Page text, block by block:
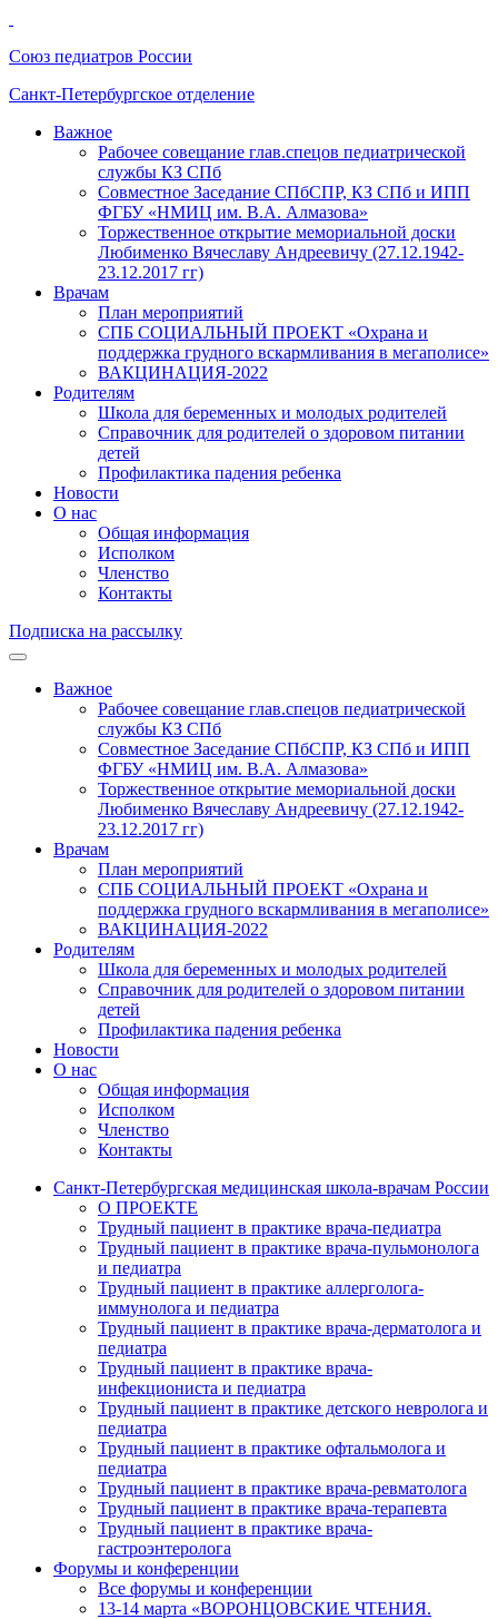
Союз педиатров России
Санкт-Петербургское отделение
Важное
Рабочее совещание глав.спецов педиатрической
службы КЗ СПб
Совместное Заседание СПбСПР, КЗ СПб и ИПП
ФГБУ «НМИЦ им. В.А. Алмазова»
Торжественное открытие мемориальной доски
Любименко Вячеславу Андреевичу (27.12.1942-
23.12.2017 гг)
Врачам
План мероприятий
СПБ СОЦИАЛЬНЫЙ ПРОЕКТ «Охрана и
поддержка грудного вскармливания в мегаполисе»
ВАКЦИНАЦИЯ-2022
Родителям
Школа для беременных и молодых родителей
Справочник для родителей о здоровом питании
детей
Профилактика падения ребенка
Новости
О нас
Общая информация
Исполком
Членство
Контакты
Подписка на рассылку
Важное
Рабочее совещание глав.спецов педиатрической
службы КЗ СПб
Совместное Заседание СПбСПР, КЗ СПб и ИПП
ФГБУ «НМИЦ им. В.А. Алмазова»
Торжественное открытие мемориальной доски
Любименко Вячеславу Андреевичу (27.12.1942-
23.12.2017 гг)
Врачам
План мероприятий
СПБ СОЦИАЛЬНЫЙ ПРОЕКТ «Охрана и
поддержка грудного вскармливания в мегаполисе»
ВАКЦИНАЦИЯ-2022
Родителям
Школа для беременных и молодых родителей
Справочник для родителей о здоровом питании
детей
Профилактика падения ребенка
Новости
О нас
Общая информация
Исполком
Членство
Контакты
Санкт-Петербургская медицинская школа-врачам России
О ПРОЕКТЕ
Трудный пациент в практике врача-педиатра
Трудный пациент в практике врача-пульмонолога
и педиатра
Трудный пациент в практике аллерголога-
иммунолога и педиатра
Трудный пациент в практике врача-дерматолога и
педиатра
Трудный пациент в практике врача-
инфекциониста и педиатра
Трудный пациент в практике детского невролога и
педиатра
Трудный пациент в практике офтальмолога и
педиатра
Трудный пациент в практике врача-ревматолога
Трудный пациент в практике врача-терапевта
Трудный пациент в практике врача-
гастроэнтеролога
Форумы и конференции
Все форумы и конференции
13-14 марта «ВОРОНЦОВСКИЕ ЧТЕНИЯ.